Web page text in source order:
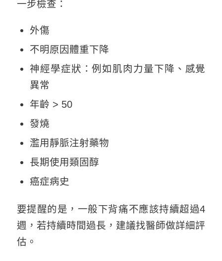
一步檢查：
外傷
不明原因體重下降
神經學症狀：例如肌肉力量下降、感覺
異常
年齡 > 50
發燒
濫用靜脈注射藥物
長期使用類固醇
癌症病史
要提醒的是，一般下背痛不應該持續超過4
週，若持續時間過長，建議找醫師做詳細評
估。